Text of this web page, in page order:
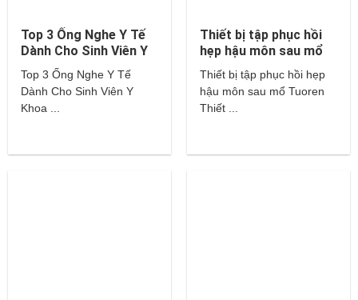
Top 3 Ống Nghe Y Tế
Dành Cho Sinh Viên Y
Khoa – Littmann,
Hippocrates,…
Top 3 Ống Nghe Y Tế
Dành Cho Sinh Viên Y
Khoa ...
Thiết bị tập phục hồi
hẹp hậu môn sau mổ
Tuoren
Thiết bị tập phục hồi hẹp
hậu môn sau mổ Tuoren
Thiết ...